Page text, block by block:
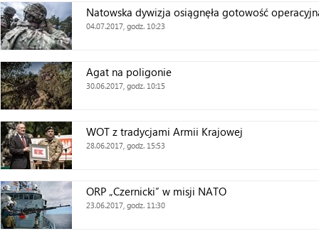
Natowska dywizja osiągnęła gotowość
04.07.2017, godz. 10:23
Agat na poligonie
30.06.2017, godz. 10:15
WOT z tradycjami Armii Krajowej
28.06.2017, godz. 15:53
ORP „Czernicki” w misji NATO
23.06.2017, godz. 11:30